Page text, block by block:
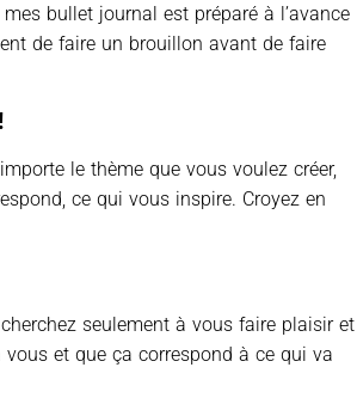
bullet journal est préparé à l’avance
de faire un brouillon avant de faire
le thème que vous voulez créer,
ce qui vous inspire. Croyez en
seulement à vous faire plaisir et
et que ça correspond à ce qui va